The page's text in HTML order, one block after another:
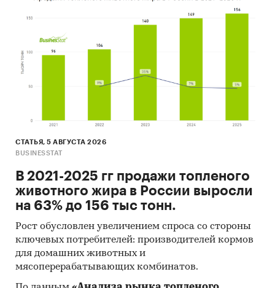
- В импорте наибольшую долю занимает
сегмент low-priced с долей 49,2%, основные
поставки сегмента из стран: Китай, Малайзия,
Дания. Сегмент high-priced представлен долей
в 25,3% преимущественно из стран: Китай,
экспортеров покупает Турция (более 26%),
крупнейший покупатель - INVEST MEDICAL
FZCO
Данные игроков ВЭД:
Также в исследовании представлена
информация об участниках ВЭД с объемами
поставок:
- Рейтинг крупнейших российских импортеров
и зарубежных поставщиков
- Рейтинг ведущих российских экспортеров и
зарубежных покупателей
СТАТЬЯ, 5 АВГУСТА 2026
BUSINESSTAT
В 2021-2025 гг продажи топленого
животного жира в России выросли
на 63% до 156 тыс тонн.
Рост обусловлен увеличением спроса со стороны
ключевых потребителей: производителей кормов
для домашних животных и
мясоперерабатывающих комбинатов.